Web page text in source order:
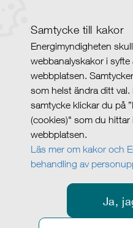
Samtycke till kakor
Energimyndigheten
webbanalyskakor i
webbplatsen.
som helst ändra ditt
samtycke klickar du på
(cookies)" som du
webbplatsen.
Läs mer om kakor och
behandling av
Ja,